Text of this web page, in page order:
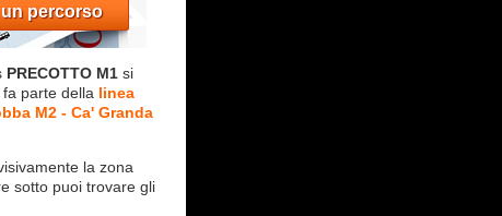
percorso
PRECOTTO M1 si
fa parte della linea
M2 - Ca' Granda
la zona
sotto puoi trovare gli